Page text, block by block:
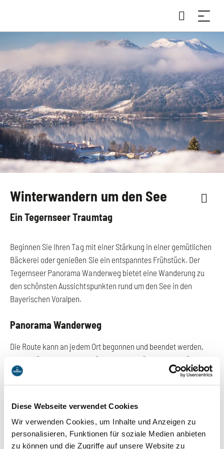
Diese Webseite verwendet Cookies
Wir verwenden Cookies, um Inhalte und Anzeigen zu
personalisieren, Funktionen für soziale Medien anbieten
zu können und die Zugriffe auf unsere Website zu
Winterwandern um den See
Ein Tegernseer Traumtag
Beginnen Sie Ihren Tag mit einer Stärkung in einer gemütlichen
Bäckerei oder genießen Sie ein entspanntes Frühstück. Der
Tegernseer Panorama Wanderweg bietet eine Wanderung zu
den schönsten Aussichtspunkten rund um den See in den
Bayerischen Voralpen.
Panorama Wanderweg
Die Route kann an jedem Ort begonnen und beendet werden,
mit gemütlichen Einkehrmöglichkeiten. Für weniger geübte
Wanderer und Familien: Eine kürzere Variante ist der 4 km
lange Tegernseer Höhenweg von Gmund nach Rottach-Egern.
Das Tegernseer Tal bietet auch am Nachmittag viel: Besuchen
Sie eine Destillerie, fahren Sie zum Malerwinkel und genießen
Sie abends regionale Köstlichkeiten in einem Restaurant. Ein